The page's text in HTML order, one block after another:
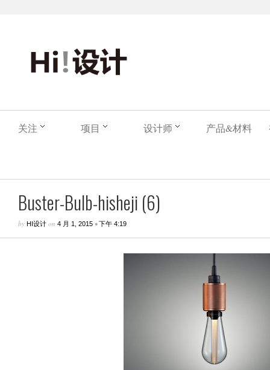
关注 项目 设计师 产品&材料
Buster-Bulb-hisheji (6)
by HI设计 on 4 月 1, 2015 •下午 4:19